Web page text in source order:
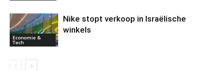
Economie &
Tech
Nike stopt verkoop in Israëlische
winkels